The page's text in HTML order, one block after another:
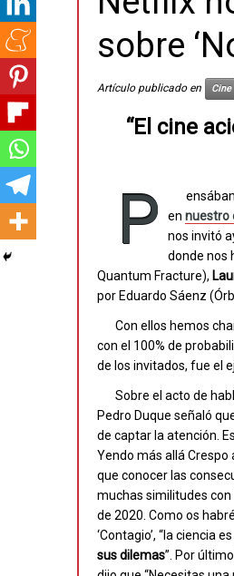
sobre
Artículo publicado en Cine
“El cine
P
en nuestro
nos invitó
donde nos
Quantum Fracture),
por Eduardo Sáenz
Con ellos hemos
con el 100% de
de los invitados, fue el
Sobre el acto de
Pedro Duque señaló
de captar la atención.
Yendo más allá Crespo
que conocer las
muchas similitudes con
de 2020. Como os
‘Contagio’, “la ciencia
sus dilemas”. Por